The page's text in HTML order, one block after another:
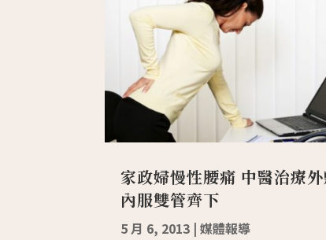
家政婦慢性腰痛 中醫治療
內服雙管齊下
5 月 6, 2013 |媒體報導